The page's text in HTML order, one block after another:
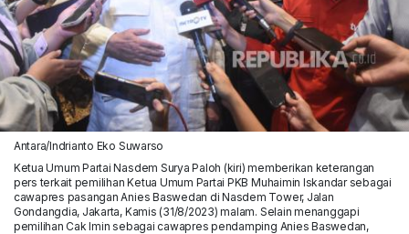
Antara/Indrianto Eko Suwarso
Ketua Umum Partai Nasdem Surya Paloh (kiri) memberikan keterangan
pers terkait pemilihan Ketua Umum Partai PKB Muhaimin Iskandar sebagai
cawapres pasangan Anies Baswedan di Nasdem Tower, Jalan
Gondangdia, Jakarta, Kamis (31/8/2023) malam. Selain menanggapi
pemilihan Cak Imin sebagai cawapres pendamping Anies Baswedan,